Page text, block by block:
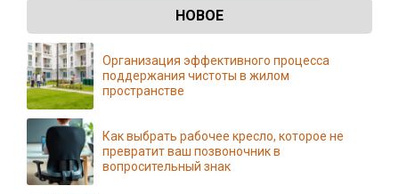
НОВОЕ
Организация эффективного процесса
поддержания чистоты в жилом
пространстве
Как выбрать рабочее кресло, которое не
превратит ваш позвоночник в
вопросительный знак